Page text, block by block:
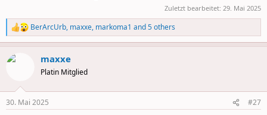
Zuletzt bearbeitet: 29. Mai 2025
R
e
a
c
s
BerArcUrb, maxxe, markoma1 and 5 others
maxxe
Platin Mitglied
30. Mai 2025 #27